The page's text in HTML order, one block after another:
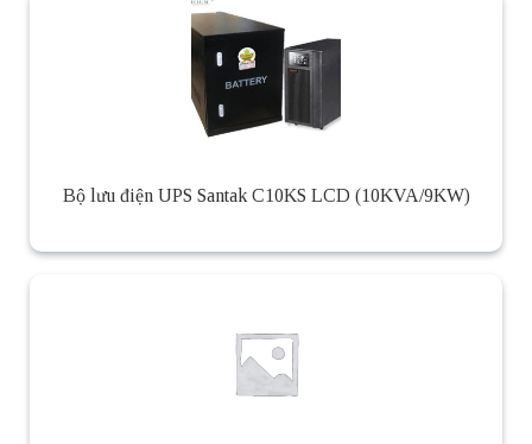
Bộ lưu điện UPS Santak C10KS LCD (10KVA/9KW)